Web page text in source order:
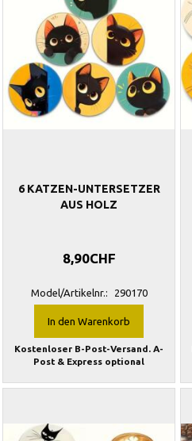
6 KATZEN-UNTERSETZER
AUS HOLZ
8,90CHF
Model/Artikelnr.: 290170
In den Warenkorb
Kostenloser B-Post-Versand. A-
Post & Express optional